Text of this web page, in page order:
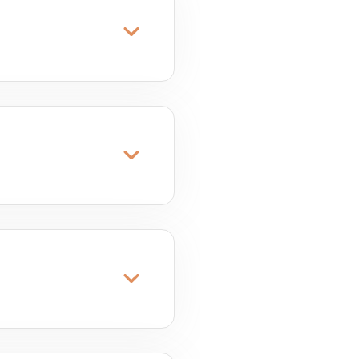
ověřuji historii v
a důkladná kontrola
samotný dovoz i
množství motorek,
registrech a sleduji,